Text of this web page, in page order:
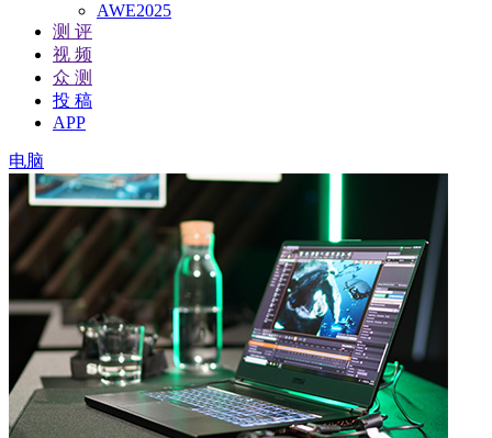
AWE2025
测 评
视 频
众 测
投 稿
APP
电脑